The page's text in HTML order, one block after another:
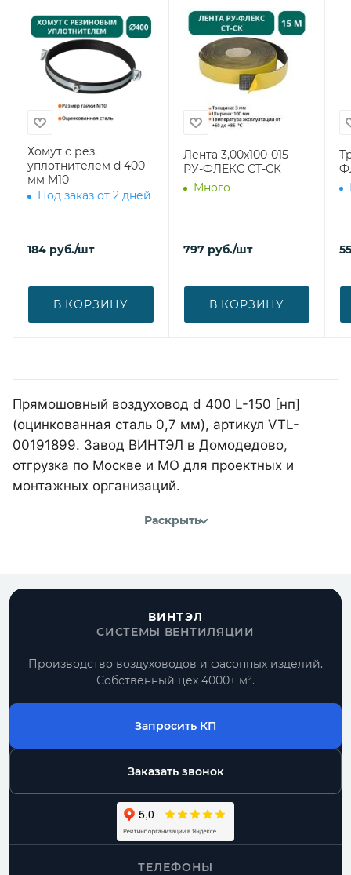
Хомут с рез.
уплотнителем d 400
мм М10
Под заказ от 2 дней
184 руб./шт
В КОРЗИНУ
Лента 3,00х100-015
РУ-ФЛЕКС СТ-СК
Много
797 руб./шт
В КОРЗИНУ
Прямошовный воздуховод d 400 L-150 [нп]
(оцинкованная сталь 0,7 мм), артикул VTL-
00191899. Завод ВИНТЭЛ в Домодедово,
отгрузка по Москве и МО для проектных и
монтажных организаций.
Раскрыть
ВИНТЭЛ
СИСТЕМЫ ВЕНТИЛЯЦИИ
Производство воздуховодов и фасонных изделий.
Собственный цех 4000+ м².
Запросить КП
Заказать звонок
ТЕЛЕФОНЫ